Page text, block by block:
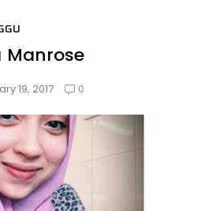
Manrose
19, 2017 0